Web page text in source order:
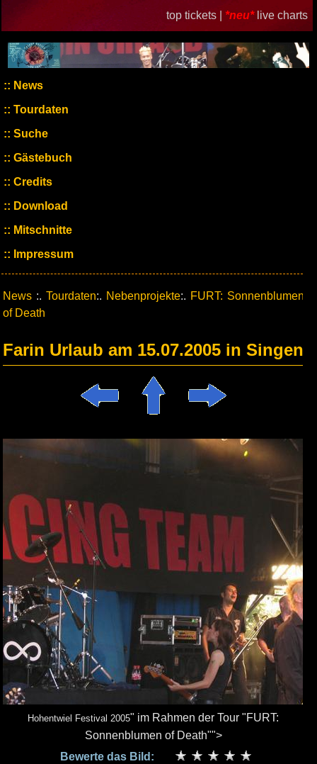
top tickets | *neu* live charts
News
Tourdaten
Suche
Gästebuch
Credits
Download
Mitschnitte
Impressum
News :. Tourdaten:. Nebenprojekte:. FURT: Sonnenblumen
of Death
Farin Urlaub am 15.07.2005 in Singen
Hohentwiel Festival 2005" im Rahmen der Tour "FURT:
Sonnenblumen of Death"">
Bewerte das Bild: